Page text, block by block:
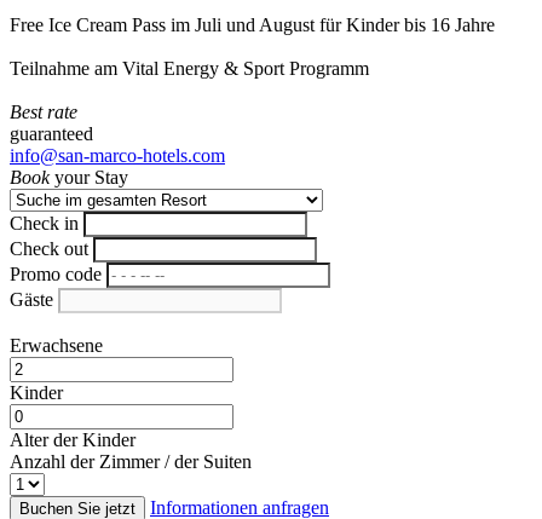
Free Ice Cream Pass im Juli und August für Kinder bis 16 Jahre
Teilnahme am Vital Energy & Sport Programm
Best rate
guaranteed
info@san-marco-hotels.com
Bookyour Stay
Check in
Check out
Promo code
Gäste
Erwachsene
Kinder
Alter der Kinder
Anzahl der Zimmer / der Suiten
Buchen Sie jetzt
Informationen anfragen